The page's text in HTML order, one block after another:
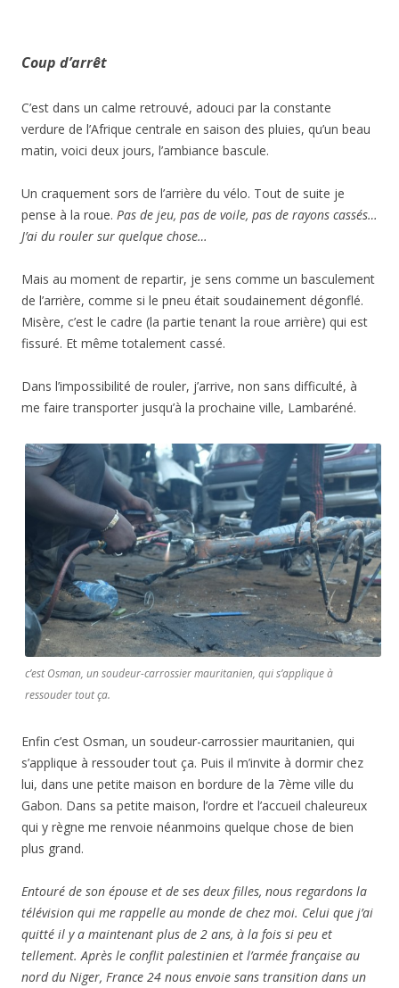
Coup d’arrêt
C’est dans un calme retrouvé, adouci par la constante
verdure de l’Afrique centrale en saison des pluies, qu’un beau
matin, voici deux jours, l’ambiance bascule.
Un craquement sors de l’arrière du vélo. Tout de suite je
pense à la roue. Pas de jeu, pas de voile, pas de rayons cassés…
J’ai du rouler sur quelque chose…
Mais au moment de repartir, je sens comme un basculement
de l’arrière, comme si le pneu était soudainement dégonflé.
Misère, c’est le cadre (la partie tenant la roue arrière) qui est
fissuré. Et même totalement cassé.
Dans l’impossibilité de rouler, j’arrive, non sans difficulté, à
me faire transporter jusqu’à la prochaine ville, Lambaréné.
c’est Osman, un soudeur-carrossier mauritanien, qui s’applique à
ressouder tout ça.
Enfin c’est Osman, un soudeur-carrossier mauritanien, qui
s’applique à ressouder tout ça. Puis il m’invite à dormir chez
lui, dans une petite maison en bordure de la 7ème ville du
Gabon. Dans sa petite maison, l’ordre et l’accueil chaleureux
qui y règne me renvoie néanmoins quelque chose de bien
plus grand.
Entouré de son épouse et de ses deux filles, nous regardons la
télévision qui me rappelle au monde de chez moi. Celui que j’ai
quitté il y a maintenant plus de 2 ans, à la fois si peu et
tellement. Après le conflit palestinien et l’armée française au
nord du Niger, France 24 nous envoie sans transition dans un